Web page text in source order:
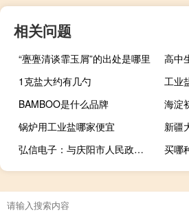
相关问题
“亹亹清谈霏玉屑”的出处是哪里
高中
1克盐大约有几勺
工业
BAMBOO是什么品牌
海淀
锅炉用工业盐哪家便宜
新疆
弘信电子：与庆阳市人民政府签署燧弘绿色算力生态项目投资合作协议 拟规划总投资约70亿元以上
买哪